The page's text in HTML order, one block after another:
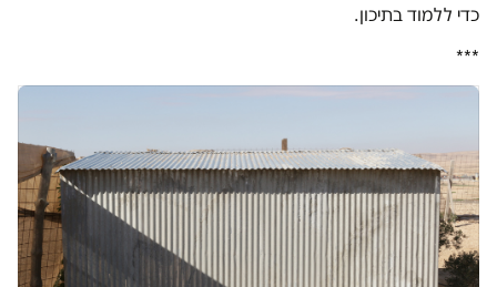
כדי ללמוד בתיכון.
***